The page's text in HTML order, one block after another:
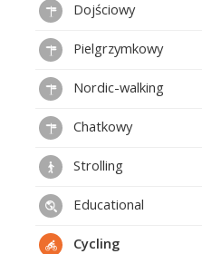
Dojściowy
Pielgrzymkowy
Nordic-walking
Chatkowy
Strolling
Educational
Cycling